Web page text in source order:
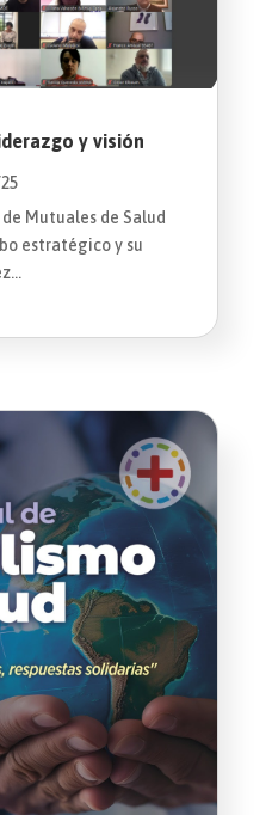
y visión
Mutuales de Salud
estratégico y su